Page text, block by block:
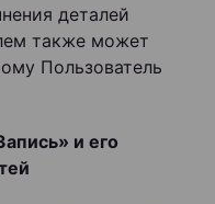
деталей
также может
Пользователь
и его